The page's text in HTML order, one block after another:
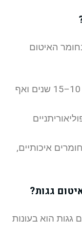
האיטום
יריעות ביטומניות מחזיקות 10–15 שנים ואף
איכותיים,
גגות הוא בעונות